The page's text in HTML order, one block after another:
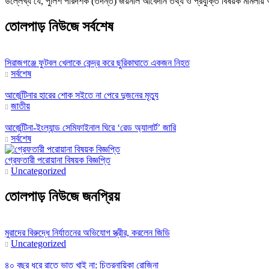
তোলপাড় নিউজে সর্বশেষ
সিরাজগঞ্জে ফুটবল খেলাকে কেন্দ্র করে ছুরিকাঘাতে একজন নিহত
সর্বশেষ
আর্জেন্টিনার হারের শোক সইতে না পেরে দুজনের মৃত্যু
জাতীয়
আর্জেন্টিনা-ইংল্যান্ড সেমিফাইনাল ঘিরে ‘রেড অ্যালার্ট’ জারি
সর্বশেষ
গ্রেফতারী পরোয়ানা বিষয়ক বিজ্ঞপ্তি
Uncategorized
তোলপাড় নিউজে জনপ্রিয়
মুরাদের বিরুদ্ধে নির্যাতনের অভিযোগ স্ত্রীর, করলেন জিডি
Uncategorized
৪০ বছর ধরে রাতে ভাত খাই না: চিত্রনায়িকা রোজিনা